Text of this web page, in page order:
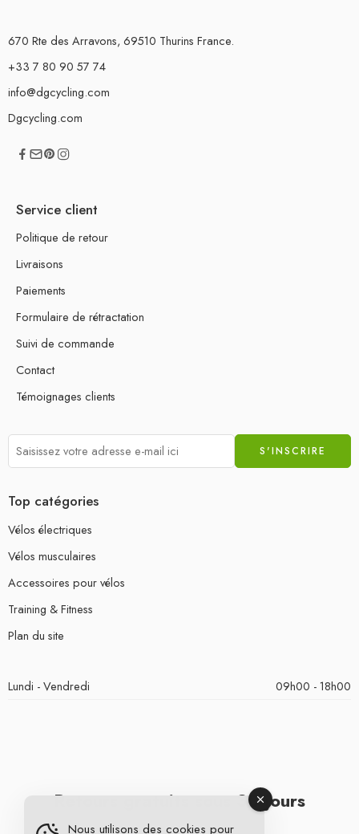
670 Rte des Arravons, 69510 Thurins France.
+33 7 80 90 57 74
info@dgcycling.com
Dgcycling.com
Service client
Politique de retour
Livraisons
Paiements
Formulaire de rétractation
Suivi de commande
Contact
Témoignages clients
Top catégories
Vélos électriques
Vélos musculaires
Accessoires pour vélos
Training & Fitness
Plan du site
Lundi - Vendredi 09h00 - 18h00
Retours gratuits sous 30 jours
Nous utilisons des cookies pour